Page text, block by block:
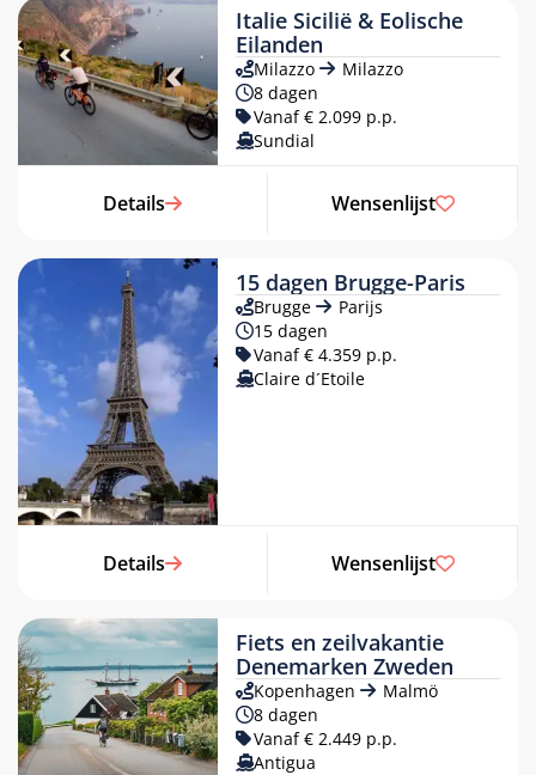
Italie Sicilië & Eolische
Eilanden
Milazzo
Milazzo
8 dagen
Vanaf € 2.099 p.p.
Sundial
Details Wensenlijst
15 dagen Brugge-Paris
Brugge
Parijs
15 dagen
Vanaf € 4.359 p.p.
Claire d´Etoile
Details Wensenlijst
Fiets en zeilvakantie
Denemarken Zweden
Kopenhagen
Malmö
8 dagen
Vanaf € 2.449 p.p.
Antigua